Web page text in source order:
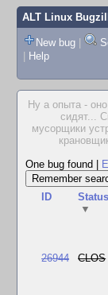
ALT Linux
New bug |
| Help
Ну а опыта -
сидят...
мусорщики
One bug found
ID
Status
▼
26944 CLOS